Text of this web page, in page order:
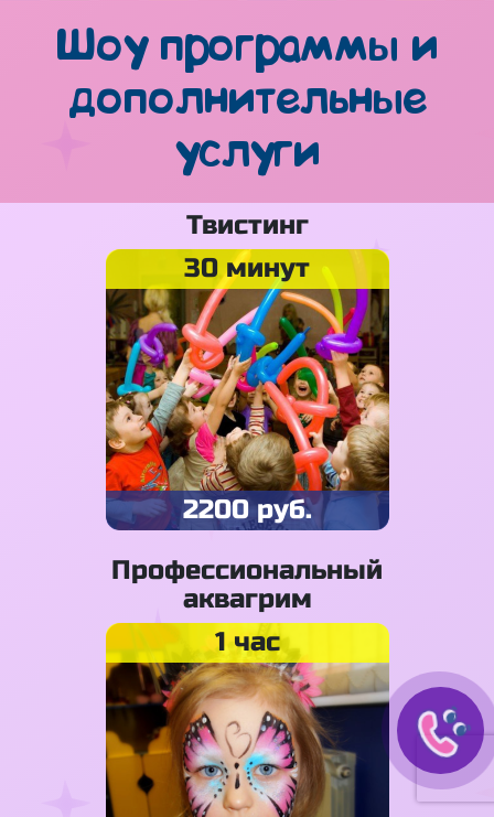
Шоу программы и
дополнительные
услуги
Твистинг
30 минут
2200 руб.
Профессиональный
аквагрим
1 час